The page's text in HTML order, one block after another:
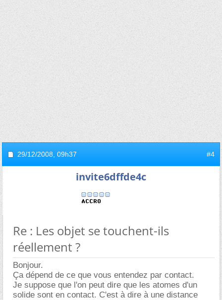
29/12/2008, 09h37 #4
invite6dffde4c
Re : Les objet se touchent-ils
réellement ?
Bonjour.
Ça dépend de ce que vous entendez par contact.
Je suppose que l'on peut dire que les atomes d'un
solide sont en contact. C'est à dire à une distance